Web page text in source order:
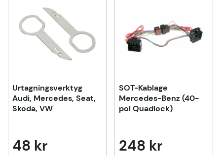
Urtagningsverktyg
Audi, Mercedes, Seat,
Skoda, VW
48 kr
SOT-Kablage
Mercedes-Benz (40-
pol Quadlock)
248 kr